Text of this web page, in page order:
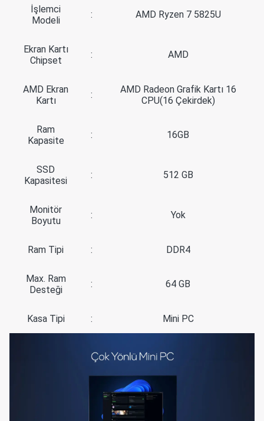
İşlemci
Modeli
: AMD Ryzen 7 5825U
Ekran Kartı
Chipset
: AMD
AMD Ekran
Kartı
:
AMD Radeon Grafik Kartı 16
CPU(16 Çekirdek)
Ram
Kapasite
: 16GB
SSD
Kapasitesi
: 512 GB
Monitör
Boyutu
: Yok
Ram Tipi : DDR4
Max. Ram
Desteği
: 64 GB
Kasa Tipi : Mini PC